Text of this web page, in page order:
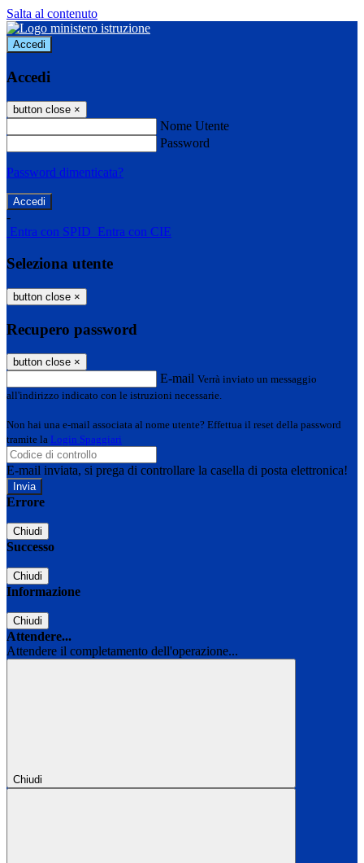
Salta al contenuto
Accedi
Accedi
button close ×
Nome Utente
Password
Password dimenticata?
-
Entra con SPID Entra con CIE
Seleziona utente
button close ×
Recupero password
button close ×
E-mail Verrà inviato un messaggio
all'indirizzo indicato con le istruzioni necessarie.
Non hai una e-mail associata al nome utente? Effettua il reset della password
tramite la Login Spaggiari
E-mail inviata, si prega di controllare la casella di posta elettronica!
Errore
Chiudi
Successo
Chiudi
Informazione
Chiudi
Attendere...
Attendere il completamento dell'operazione...
Chiudi